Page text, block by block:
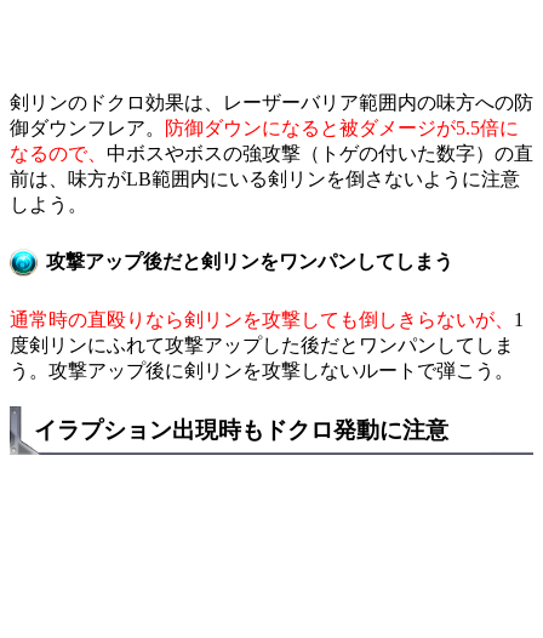
剣リンのドクロ効果は、レーザーバリア範囲内の味方への防
御ダウンフレア。
防御ダウンになると被ダメージが5.5倍に
なるので、 中ボスやボスの強攻撃（トゲの付いた数字）の直
前は、味方がLB範囲内にいる剣リンを倒さないように注意
しよう。
攻撃アップ後だと剣リンをワンパンしてしまう
通常時の直殴りなら剣リンを攻撃しても倒しきらないが、 1
度剣リンにふれて攻撃アップした後だとワンパンしてしま
う。攻撃アップ後に剣リンを攻撃しないルートで弾こう。
イラプション出現時もドクロ発動に注意